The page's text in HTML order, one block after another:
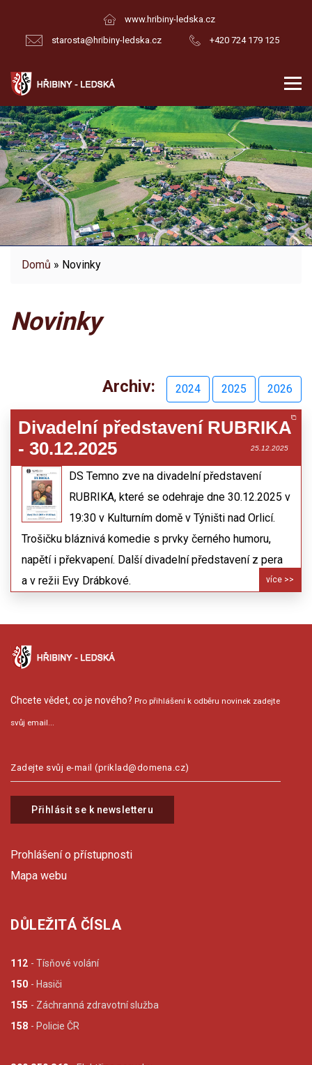
www.hribiny-ledska.cz
starosta@hribiny-ledska.cz
+420 724 179 125
Domů » Novinky
Novinky
Archiv: 2024 2025 2026
Divadelní představení RUBRIKA
- 30.12.2025
25.12.2025
DS Temno zve na divadelní představení
RUBRIKA, které se odehraje dne 30.12.2025 v
19:30 v Kulturním domě v Týništi nad Orlicí.
Trošičku bláznivá komedie s prvky černého humoru,
napětí i překvapení. Další divadelní představení z pera
a v režii Evy Drábkové.
více >>
Chcete vědet, co je nového? Pro přihlášení k odběru novinek zadejte
svůj email...
Přihlásit se k newsletteru
Prohlášení o přístupnosti
Mapa webu
DŮLEŽITÁ ČÍSLA
112 - Tísňové volání
150 - Hasiči
155 - Záchranná zdravotní služba
158 - Policie ČR